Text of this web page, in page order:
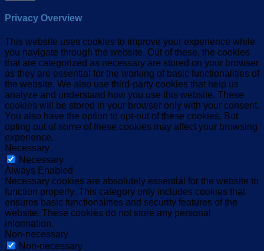
Privacy Overview
This website uses cookies to improve your experience while
you navigate through the website. Out of these, the cookies
that are categorized as necessary are stored on your browser
as they are essential for the working of basic functionalities of
the website. We also use third-party cookies that help us
analyze and understand how you use this website. These
cookies will be stored in your browser only with your consent.
You also have the option to opt-out of these cookies. But
opting out of some of these cookies may affect your browsing
experience.
Necessary
Necessary
Always Enabled
Necessary cookies are absolutely essential for the website to
function properly. This category only includes cookies that
ensures basic functionalities and security features of the
website. These cookies do not store any personal
information.
Non-necessary
Non-necessary